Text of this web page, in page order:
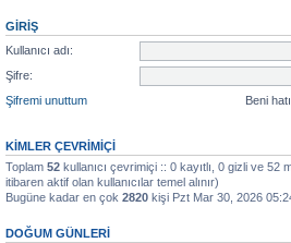
GIRIŞ
Kullanıcı adı:
Şifre:
Şifremi unuttum
Beni
KIMLER ÇEVRIMIÇI
Toplam 52 kullanıcı çevrimiçi :: 0 kayıtlı, 0 gizli ve
itibaren aktif olan kullanıcılar temel alınır)
Bugüne kadar en çok 2820 kişi Pzt Mar 30, 2026
DOĞUM GÜNLERI